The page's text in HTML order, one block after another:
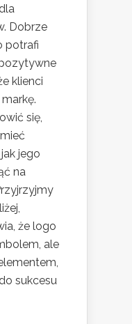
Dobrze
potrafi
klienci
się,
jego
na
że logo
ale
sukcesu